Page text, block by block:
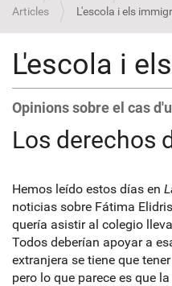
Articles
L'escola i els
L'escola i
Opinions sobre el cas
Los derechos
Hemos leído estos días en
noticias sobre Fátima
quería asistir al colegio
Todos deberían apoyar a
extranjera se tiene que
pero lo que parece es que